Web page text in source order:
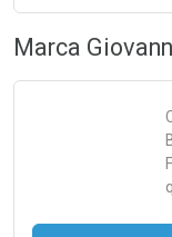
Marca